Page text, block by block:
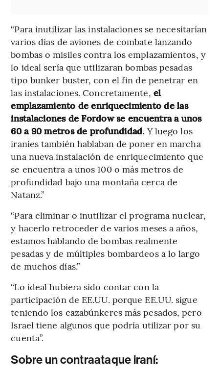
“Para inutilizar las instalaciones se necesitarían
varios días de aviones de combate lanzando
bombas o misiles contra los emplazamientos, y
lo ideal sería que utilizaran bombas pesadas
tipo bunker buster, con el fin de penetrar en
las instalaciones. Concretamente, el
emplazamiento de enriquecimiento de las
instalaciones de Fordow se encuentra a unos
60 a 90 metros de profundidad. Y luego los
iraníes también hablaban de poner en marcha
una nueva instalación de enriquecimiento que
se encuentra a unos 100 o más metros de
profundidad bajo una montaña cerca de
Natanz.”
“Para eliminar o inutilizar el programa nuclear,
y hacerlo retroceder de varios meses a años,
estamos hablando de bombas realmente
pesadas y de múltiples bombardeos a lo largo
de muchos días.”
“Lo ideal hubiera sido contar con la
participación de EE.UU. porque EE.UU. sigue
teniendo los cazabúnkeres más pesados, pero
Israel tiene algunos que podría utilizar por su
cuenta”.
Sobre un contraataque iraní: